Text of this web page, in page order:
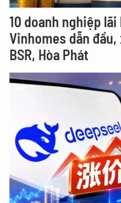
10 doanh nghiệp
Vinhomes dẫn
BSR, Hòa Phát